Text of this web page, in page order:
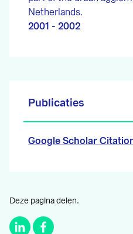
Netherlands.
2001 - 2002
Publicaties
Google Scholar
Deze pagina delen.